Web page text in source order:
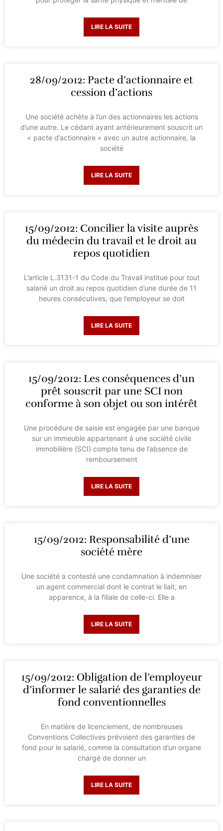
LIRE LA SUITE
28/09/2012: Pacte d’actionnaire et
cession d’actions
Une société achète à l’un des actionnaires les actions
d’une autre. Le cédant ayant antérieurement souscrit un
« pacte d’actionnaire » avec un autre actionnaire, la
société
LIRE LA SUITE
15/09/2012: Concilier la visite auprès
du médecin du travail et le droit au
repos quotidien
L’article L.3131-1 du Code du Travail institue pour tout
salarié un droit au repos quotidien d’une durée de 11
heures consécutives, que l’employeur se doit
LIRE LA SUITE
15/09/2012: Les conséquences d’un
prêt souscrit par une SCI non
conforme à son objet ou son intérêt
Une procédure de saisie est engagée par une banque
sur un immeuble appartenant à une société civile
immobilière (SCI) compte tenu de l’absence de
remboursement
LIRE LA SUITE
15/09/2012: Responsabilité d’une
société mère
Une société a contesté une condamnation à indemniser
un agent commercial dont le contrat le liait, en
apparence, à la filiale de celle-ci. Elle a
LIRE LA SUITE
15/09/2012: Obligation de l’employeur
d’informer le salarié des garanties de
fond conventionnelles
En matière de licenciement, de nombreuses
Conventions Collectives prévoient des garanties de
fond pour le salarié, comme la consultation d’un organe
chargé de donner un
LIRE LA SUITE